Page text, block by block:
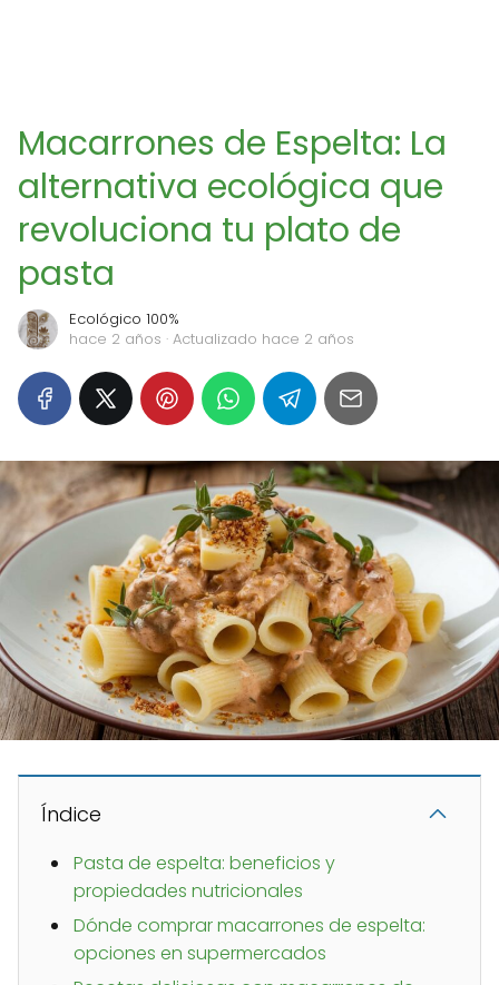
Macarrones de Espelta: La
alternativa ecológica que
revoluciona tu plato de
pasta
Ecológico 100%
hace 2 años · Actualizado hace 2 años
Índice
Pasta de espelta: beneficios y
propiedades nutricionales
Dónde comprar macarrones de espelta:
opciones en supermercados